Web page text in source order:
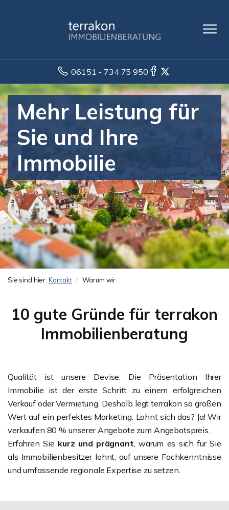
06151 - 734 75 950
Mehr Leistung für
Sie und Ihre
Immobilie
Sie sind hier: Kontakt Warum wir
10 gute Gründe für terrakon
Immobilienberatung
Qualität ist unsere Devise. Die Präsentation Ihrer
Immobilie ist der erste Schritt zu einem erfolgreichen
Verkauf oder Vermietung. Deshalb legt terrakon so großen
Wert auf ein perfektes Marketing. Lohnt sich das? Ja! Wir
verkaufen 80 % unserer Angebote zum Angebotspreis.
Erfahren Sie kurz und prägnant, warum es sich für Sie
als Immobilienbesitzer lohnt, auf unsere Fachkenntnisse
und umfassende regionale Expertise zu setzen.